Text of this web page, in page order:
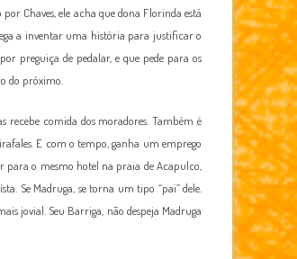
Chaves, ele acha que dona Florinda está
a inventar uma história para justificar o
preguiça de pedalar, e que pede para os
do próximo.
recebe comida dos moradores. Também é
E com o tempo, ganha um emprego
para o mesmo hotel na praia de Acapulco,
Se Madruga, se torna um tipo “pai” dele.
jovial. Seu Barriga, não despeja Madruga